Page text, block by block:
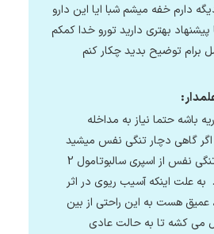
دارم خفه میشم شبا ایا این دارو
بهتری دارید تورو خدا کمکم
برام توضیح بدید چکار کنم
باشه حتما نیاز به مداخله
گاهی دچار تنگی نفس میشید
میتونید در هنگام تنگی نفس از اسپری سالبوتامول 2
به علت اینکه آسیب ریوی در اثر
عمیق هست به این راحتی از بین
می کشه تا به حالت عادی